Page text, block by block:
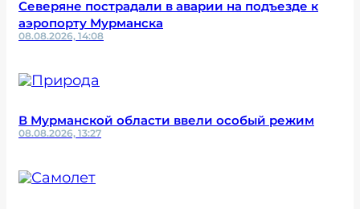
Северяне пострадали в аварии на подъезде к
аэропорту Мурманска
08.08.2026, 14:08
В Мурманской области ввели особый режим
08.08.2026, 13:27